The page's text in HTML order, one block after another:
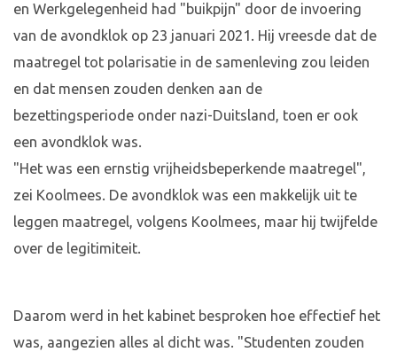
en Werkgelegenheid had "buikpijn" door de invoering
van de avondklok op 23 januari 2021. Hij vreesde dat de
maatregel tot polarisatie in de samenleving zou leiden
en dat mensen zouden denken aan de
bezettingsperiode onder nazi-Duitsland, toen er ook
een avondklok was.
"Het was een ernstig vrijheidsbeperkende maatregel",
zei Koolmees. De avondklok was een makkelijk uit te
leggen maatregel, volgens Koolmees, maar hij twijfelde
over de legitimiteit.
Daarom werd in het kabinet besproken hoe effectief het
was, aangezien alles al dicht was. "Studenten zouden